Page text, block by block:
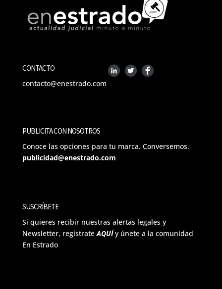
CONTACTO
contacto@enestrado.com
PUBLICITA CON NOSOTROS
Conoce las opciones para tu marca. Conversemos.
publicidad@enestrado.com
SUSCRÍBETE
Si quieres recibir nuestras alertas legales y
Newsletter, regístrateAQUÍ y únete a la comunidad
En Estrado